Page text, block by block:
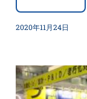
2020年11月24日